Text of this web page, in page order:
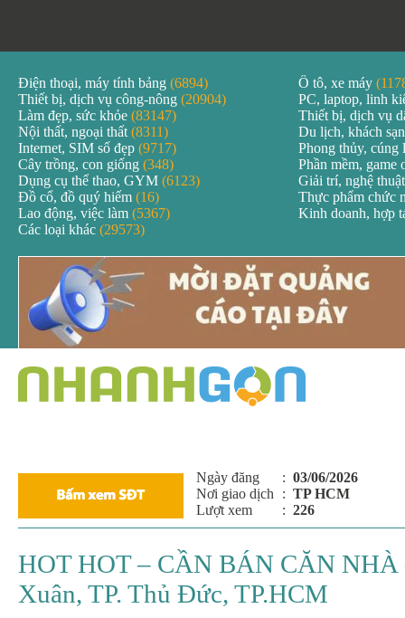
Điện thoại, máy tính bảng (6894) Ô tô, xe máy
Thiết bị, dịch vụ công-nông (20904)
PC, laptop, linh
Làm đẹp, sức khỏe (83147)
Thiết bị, dịch vụ
Nội thất, ngoại thất (8311)
Du lịch, khách
Internet, SIM số đẹp (9717)
Phong thủy, cúng
Cây trồng, con giống (348)
Phần mềm, game
Dụng cụ thể thao, GYM (6123)
Giải trí, nghệ
Đồ cổ, đồ quý hiếm (16)
Thực phẩm chức
Lao động, việc làm (5367)
Kinh doanh, hợp
Các loại khác (29573)
Ngày đăng : 03/06/2026
Nơi giao dịch : TP HCM
Lượt xem
: 226
HOT HOT – CẦN BÁN CĂN NHÀ
Xuân, TP. Thủ Đức, TP.HCM